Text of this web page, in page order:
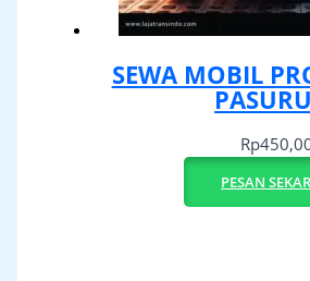
SEWA MOBIL
Rp
PESAN